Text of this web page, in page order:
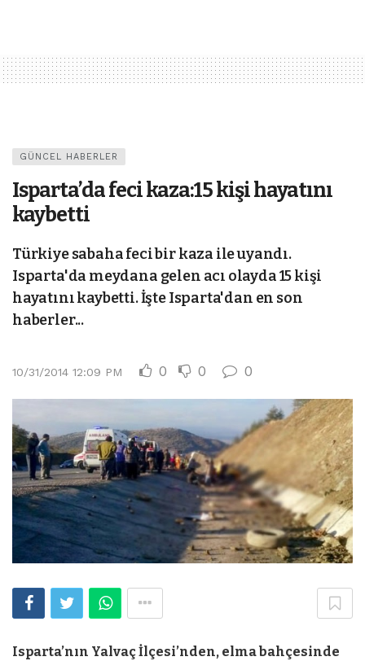
GÜNCEL HABERLER
Isparta’da feci kaza:15 kişi hayatını
kaybetti
Türkiye sabaha feci bir kaza ile uyandı.
Isparta'da meydana gelen acı olayda 15 kişi
hayatını kaybetti. İşte Isparta'dan en son
haberler...
10/31/2014 12:09 PM 0 0 0
Isparta’nın Yalvaç İlçesi’nden, elma bahçesinde